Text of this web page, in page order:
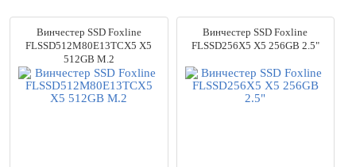
Винчестер SSD Foxline
FLSSD512M80E13TCX5 X5
512GB M.2
Винчестер SSD Foxline
FLSSD256X5 X5 256GB 2.5"